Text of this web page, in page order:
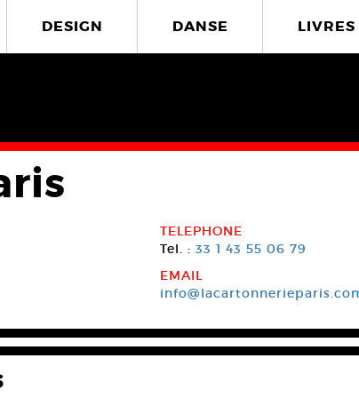
DESIGN DANSE LIVRES
TELEPHONE
Tel. : 33 1 43 55 06 79
EMAIL